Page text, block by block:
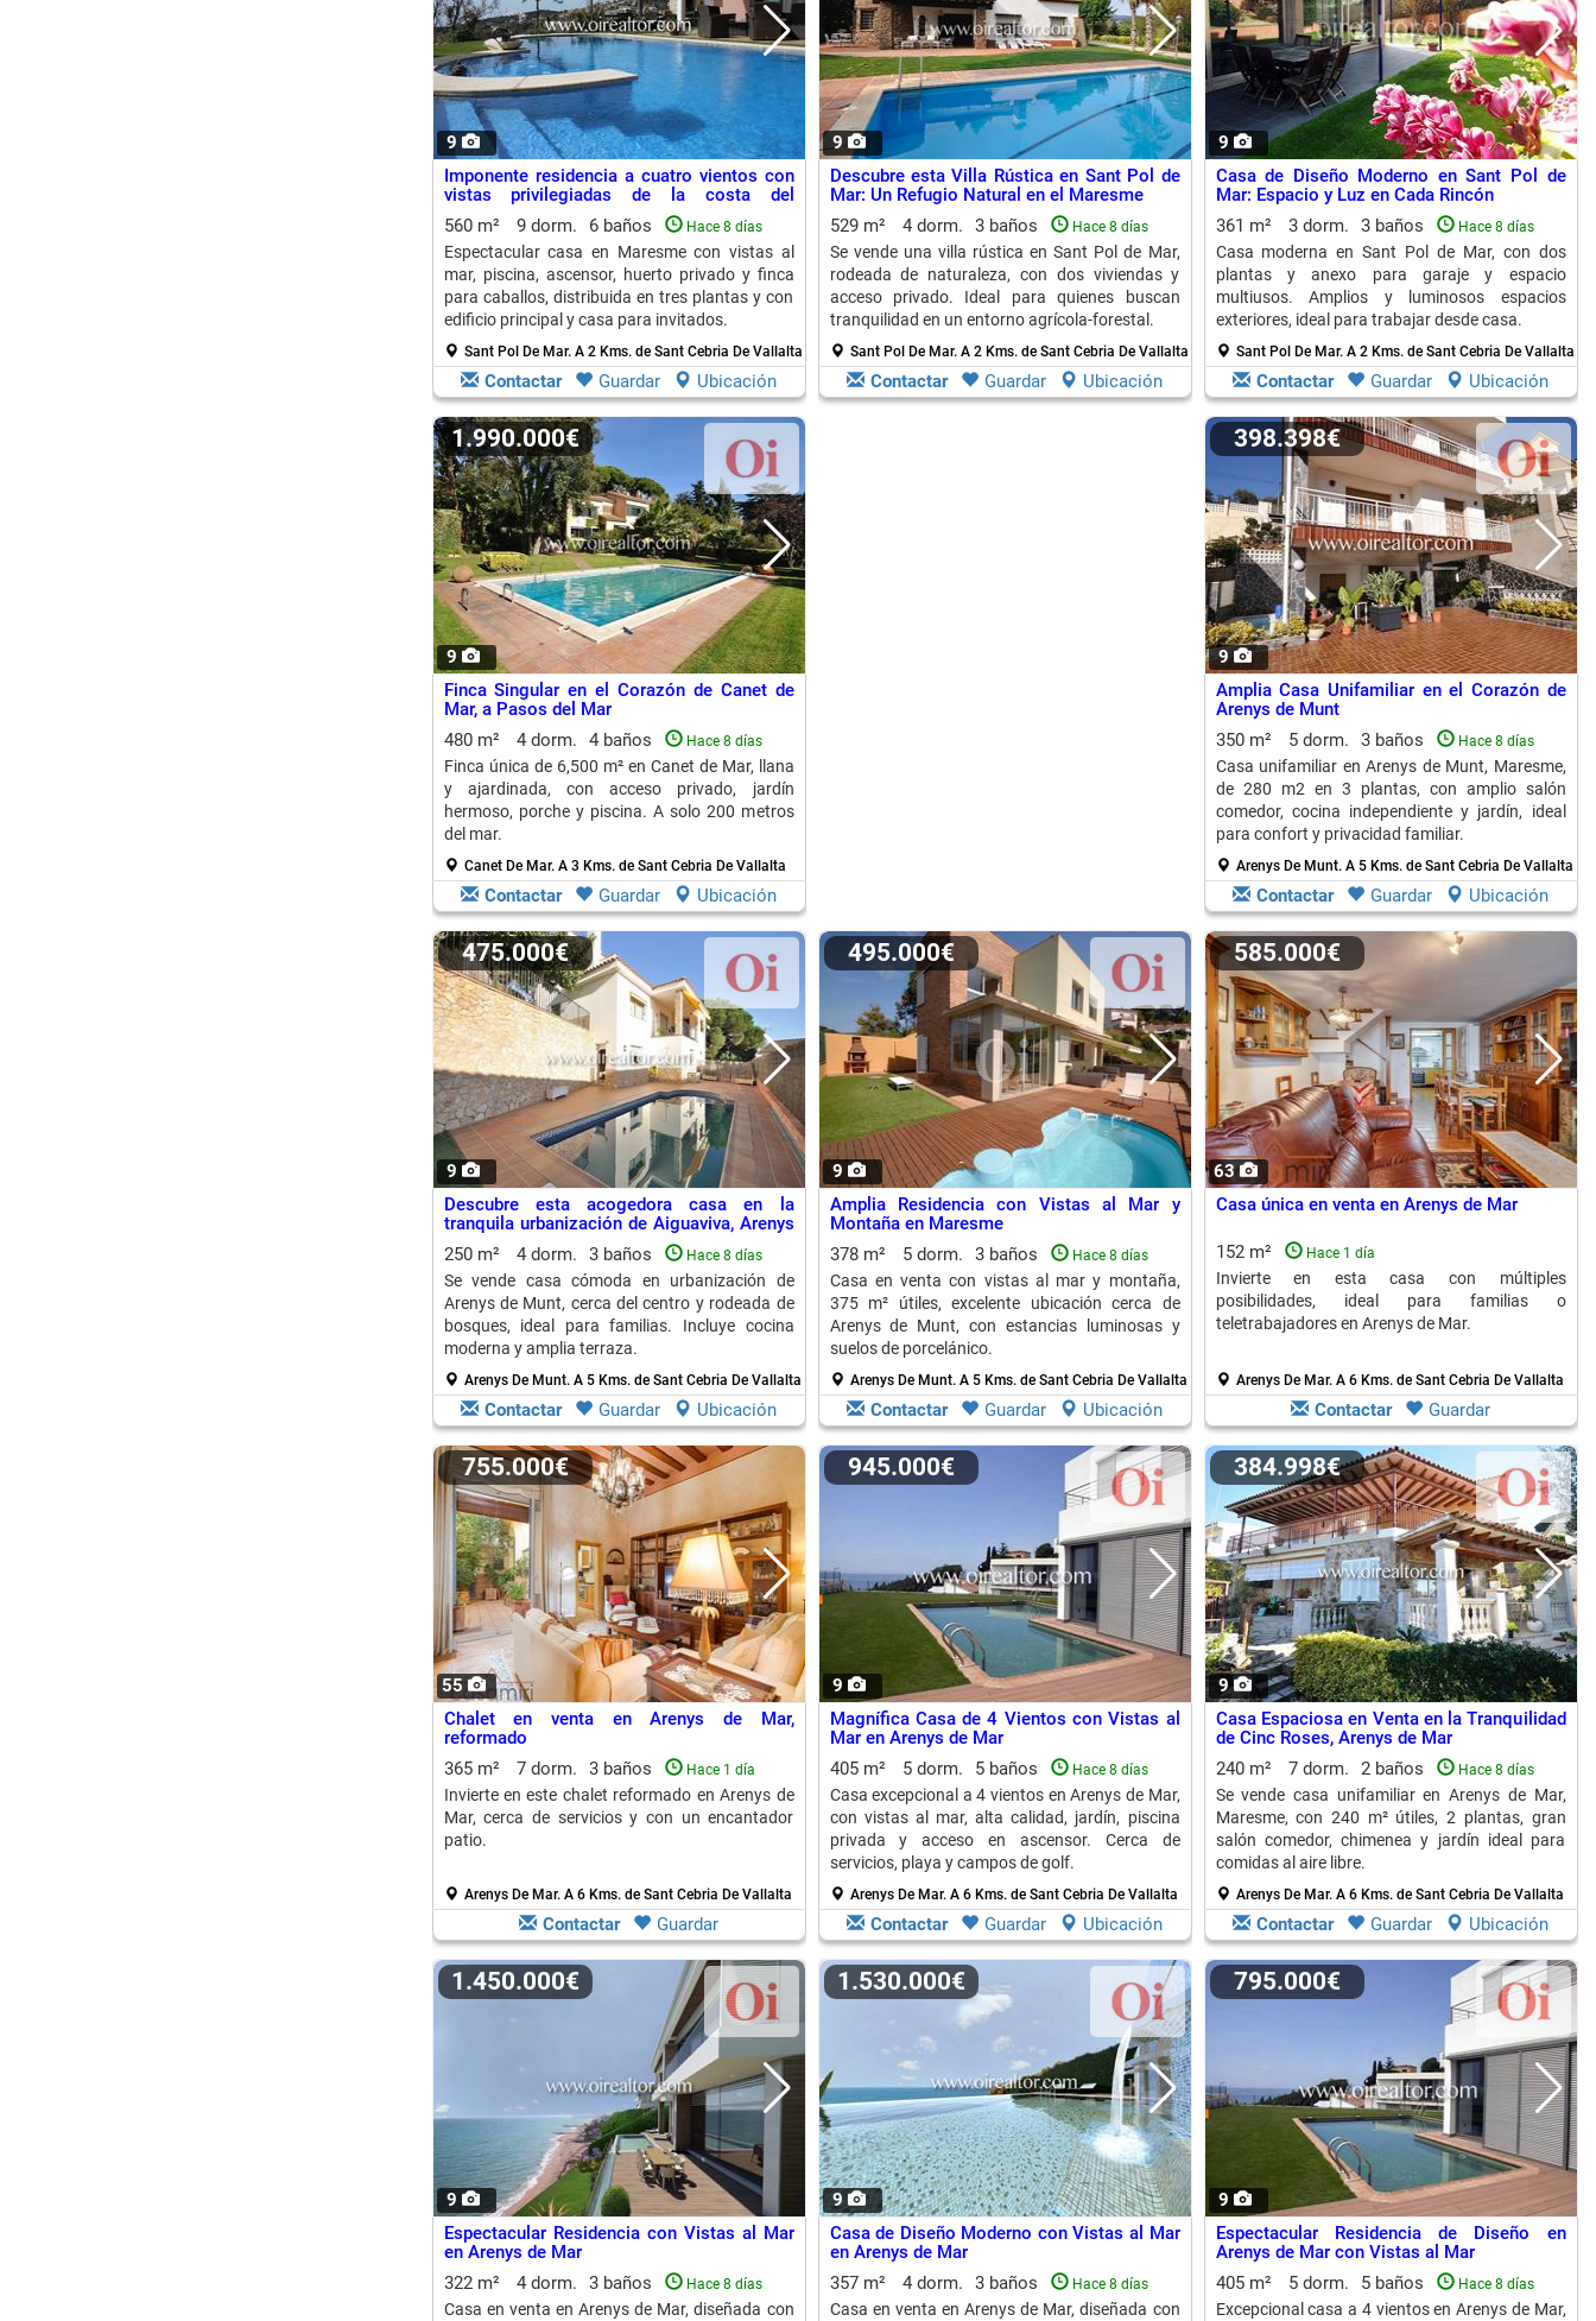
9
Imponente residencia a cuatro vientos con
vistas privilegiadas de la costa del
Maresme
560 m² 9 dorm. 6 baños Hace 8 días
Espectacular casa en Maresme con vistas al
mar, piscina, ascensor, huerto privado y finca
para caballos, distribuida en tres plantas y con
edificio principal y casa para invitados.
Sant Pol De Mar. A 2 Kms. de Sant Cebria De Vallalta
Contactar Guardar Ubicación
9
Descubre esta Villa Rústica en Sant Pol de
Mar: Un Refugio Natural en el Maresme
529 m²
4 dorm. 3 baños Hace 8 días
Se vende una villa rústica en Sant Pol de Mar,
rodeada de naturaleza, con dos viviendas y
acceso privado. Ideal para quienes buscan
tranquilidad en un entorno agrícola-forestal.
Sant Pol De Mar. A 2 Kms. de Sant Cebria De Vallalta
Contactar Guardar Ubicación
9
Casa de Diseño Moderno en Sant Pol de
Mar: Espacio y Luz en Cada Rincón
361 m²
3 dorm. 3 baños Hace 8 días
Casa moderna en Sant Pol de Mar, con dos
plantas y anexo para garaje y espacio
multiusos. Amplios y luminosos espacios
exteriores, ideal para trabajar desde casa.
Sant Pol De Mar. A 2 Kms. de Sant Cebria De Vallalta
Contactar Guardar Ubicación
9
1.990.000€
Finca Singular en el Corazón de Canet de
Mar, a Pasos del Mar
480 m²
4 dorm. 4 baños Hace 8 días
Finca única de 6,500 m² en Canet de Mar, llana
y ajardinada, con acceso privado, jardín
hermoso, porche y piscina. A solo 200 metros
del mar.
Canet De Mar. A 3 Kms. de Sant Cebria De Vallalta
Contactar Guardar Ubicación
9
398.398€
Amplia Casa Unifamiliar en el Corazón de
Arenys de Munt
350 m²
5 dorm. 3 baños Hace 8 días
Casa unifamiliar en Arenys de Munt, Maresme,
de 280 m2 en 3 plantas, con amplio salón
comedor, cocina independiente y jardín, ideal
para confort y privacidad familiar.
Arenys De Munt. A 5 Kms. de Sant Cebria De Vallalta
Contactar Guardar Ubicación
9
475.000€
Descubre esta acogedora casa en la
tranquila urbanización de Aiguaviva, Arenys
de Munt
250 m² 4 dorm. 3 baños Hace 8 días
Se vende casa cómoda en urbanización de
Arenys de Munt, cerca del centro y rodeada de
bosques, ideal para familias. Incluye cocina
moderna y amplia terraza.
Arenys De Munt. A 5 Kms. de Sant Cebria De Vallalta
Contactar Guardar Ubicación
9
495.000€
Amplia Residencia con Vistas al Mar y
Montaña en Maresme
378 m²
5 dorm. 3 baños Hace 8 días
Casa en venta con vistas al mar y montaña,
375 m² útiles, excelente ubicación cerca de
Arenys de Munt, con estancias luminosas y
suelos de porcelánico.
Arenys De Munt. A 5 Kms. de Sant Cebria De Vallalta
Contactar Guardar Ubicación
63
585.000€
Casa única en venta en Arenys de Mar
152 m² Hace 1 día
Invierte en esta casa con múltiples
posibilidades, ideal para familias o
teletrabajadores en Arenys de Mar.
Arenys De Mar. A 6 Kms. de Sant Cebria De Vallalta
Contactar Guardar
55
755.000€
Chalet en venta en Arenys de Mar,
reformado
365 m²
7 dorm. 3 baños Hace 1 día
Invierte en este chalet reformado en Arenys de
Mar, cerca de servicios y con un encantador
patio.
Arenys De Mar. A 6 Kms. de Sant Cebria De Vallalta
Contactar Guardar
9
945.000€
Magnífica Casa de 4 Vientos con Vistas al
Mar en Arenys de Mar
405 m²
5 dorm. 5 baños Hace 8 días
Casa excepcional a 4 vientos en Arenys de Mar,
con vistas al mar, alta calidad, jardín, piscina
privada y acceso en ascensor. Cerca de
servicios, playa y campos de golf.
Arenys De Mar. A 6 Kms. de Sant Cebria De Vallalta
Contactar Guardar Ubicación
9
384.998€
Casa Espaciosa en Venta en la Tranquilidad
de Cinc Roses, Arenys de Mar
240 m²
7 dorm. 2 baños Hace 8 días
Se vende casa unifamiliar en Arenys de Mar,
Maresme, con 240 m² útiles, 2 plantas, gran
salón comedor, chimenea y jardín ideal para
comidas al aire libre.
Arenys De Mar. A 6 Kms. de Sant Cebria De Vallalta
Contactar Guardar Ubicación
9
1.450.000€
Espectacular Residencia con Vistas al Mar
en Arenys de Mar
322 m²
4 dorm. 3 baños Hace 8 días
Casa en venta en Arenys de Mar, diseñada con
9
1.530.000€
Casa de Diseño Moderno con Vistas al Mar
en Arenys de Mar
357 m²
4 dorm. 3 baños Hace 8 días
Casa en venta en Arenys de Mar, diseñada con
9
795.000€
Espectacular Residencia de Diseño en
Arenys de Mar con Vistas al Mar
405 m²
5 dorm. 5 baños Hace 8 días
Excepcional casa a 4 vientos en Arenys de Mar,